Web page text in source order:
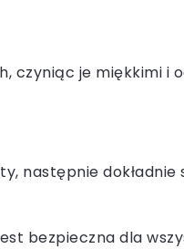
czyniąc je miękkimi i
następnie dokładnie
bezpieczna dla